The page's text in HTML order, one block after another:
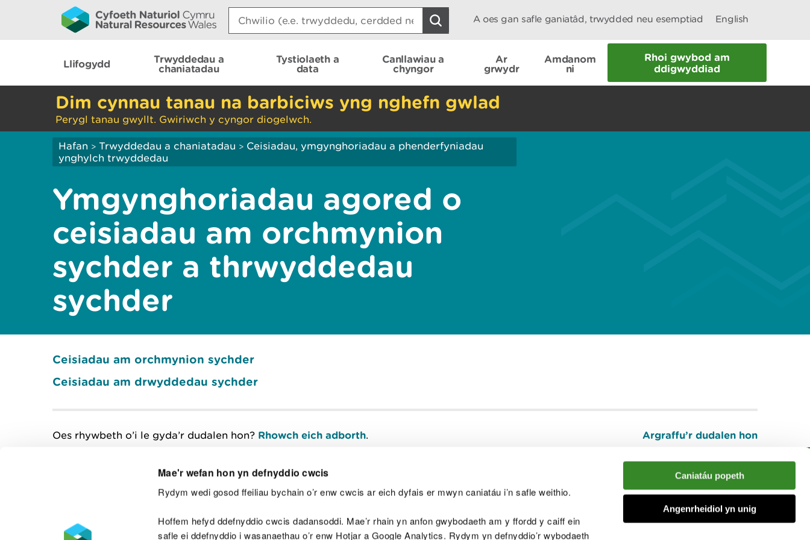
Mae'r wefan hon yn defnyddio cwcis
Rydym wedi gosod ffeiliau bychain o’r enw cwcis ar eich dyfais er mwyn caniatáu i’n safle weithio.
Hoffem hefyd ddefnyddio cwcis dadansoddi. Mae’r rhain yn anfon gwybodaeth am y ffordd y caiff ein
safle ei ddefnyddio i wasanaethau o’r enw Hotjar a Google Analytics. Rydym yn defnyddio’r wybodaeth
Caniatáu popeth
Angenrheidiol yn unig
Search:
A oes gan safle ganiatâd, trwydded neu esemptiad English
Llifogydd
Trwyddedau a
chaniatadau
Tystiolaeth a
data
Canllawiau a
chyngor
Ar
grwydr
Amdanom
ni
Rhoi gwybod am
ddigwyddiad
Dim cynnau tanau na barbiciws yng nghefn gwlad
Perygl tanau gwyllt. Gwiriwch y cyngor diogelwch.
Hafan > Trwyddedau a chaniatadau > Ceisiadau, ymgynghoriadau a phenderfyniadau
ynghylch trwyddedau
Ymgynghoriadau agored o
ceisiadau am orchmynion
sychder a thrwyddedau
sychder
Ceisiadau am orchmynion sychder
Ceisiadau am drwyddedau sychder
Oes rhywbeth o’i le gyda’r dudalen hon? Rhowch eich adborth. Argraffu’r dudalen hon
I fyny